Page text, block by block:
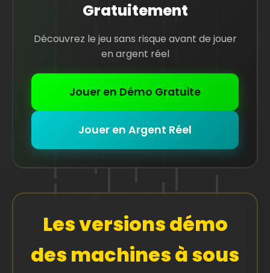
Gratuitement
Découvrez le jeu sans risque avant de jouer
en argent réel
Jouer en Démo Gratuite
Jouer en Argent Réel
Les versions démo
des machines à sous